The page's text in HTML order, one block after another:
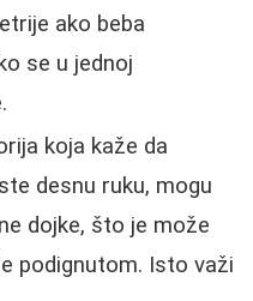
ako beba
se u jednoj
koja kaže da
desnu ruku, mogu
dojke, što je može
podignutom. Isto važi